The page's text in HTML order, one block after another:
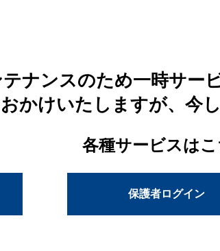
ナンスのため一時サー
かけいたしますが、今
各種サービスはこ
保護者ログイン